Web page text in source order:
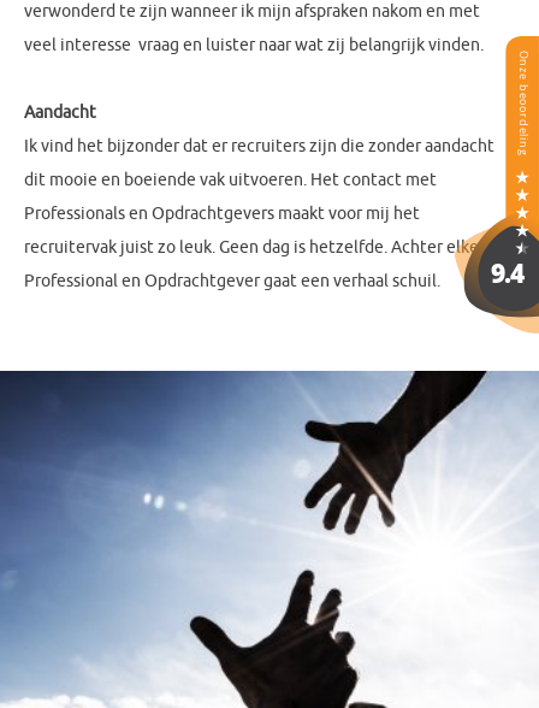
verwonderd te zijn wanneer ik mijn afspraken nakom en met
veel interesse vraag en luister naar wat zij belangrijk vinden.
Aandacht
Ik vind het bijzonder dat er recruiters zijn die zonder aandacht
dit mooie en boeiende vak uitvoeren. Het contact met
Professionals en Opdrachtgevers maakt voor mij het
recruitervak juist zo leuk. Geen dag is hetzelfde. Achter elke
Professional en Opdrachtgever gaat een verhaal schuil.